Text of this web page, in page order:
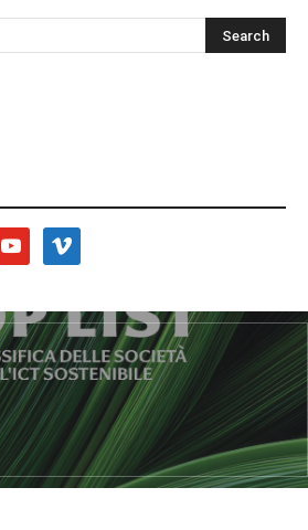
youtube vimeo